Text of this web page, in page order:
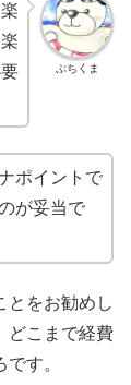
ぶちくま
ポイントで
が妥当で
とをお勧めし
どこまで経費
す。